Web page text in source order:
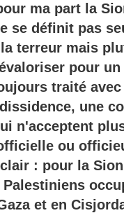
ma part la
se définit pas
la terreur mais
pour un
traité
une
n'acceptent
ou
: pour la
et en